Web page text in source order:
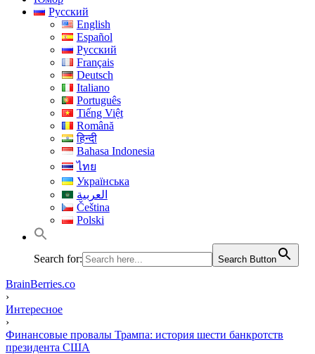
Русский
English
Español
Русский
Français
Deutsch
Italiano
Português
Tiếng Việt
Română
हिन्दी
Bahasa Indonesia
ไทย
Українська
العربية
Čeština
Polski
Search for: Search Button
BrainBerries.co
›
Интересное
›
Финансовые провалы Трампа: история шести банкротств
президента США